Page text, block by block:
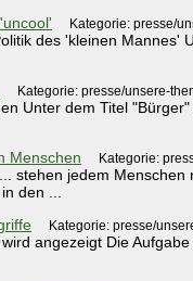
Kategorie: presse/
des 'kleinen Mannes'
Kategorie: presse/unsere-
Unter dem Titel
Menschen Kategorie:
stehen jedem
den ...
Kategorie: presse/
angezeigt Die